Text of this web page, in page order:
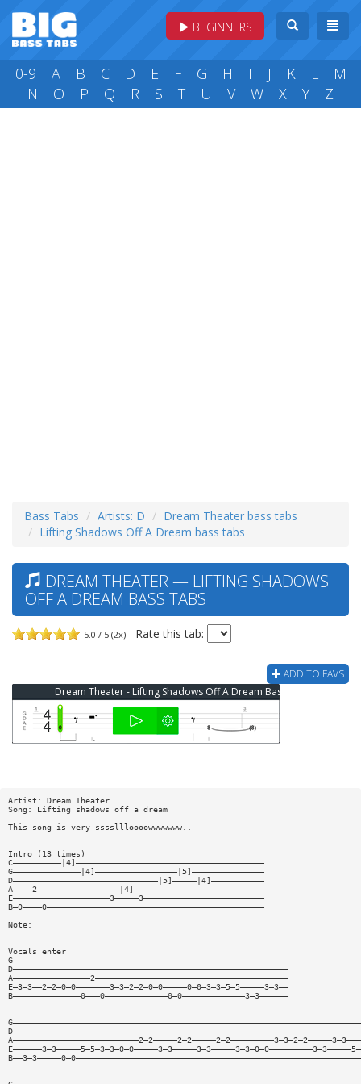
BEGINNERS
0-9 A B C D E F G H I J K L
M
N
O P Q R S T U V W X Y Z
Bass Tabs Artists: D
Dream Theater bass tabs
Lifting Shadows Off A Dream bass tabs
DREAM THEATER — LIFTING SHADOWS
OFF A DREAM BASS TABS
5.0 / 5 (2x) Rate this tab:
ADD TO FAVS
Dream Theater - Lifting Shadows Off A Dream Bass Tab
Artist: Dream Theater
Song: Lifting shadows off a dream
This song is very ssssllloooowwwwwww..
Intro (13 times)
C——————————|4]———————————————————————————————————————
G——————————————|4]—————————————————|5]———————————————
D——————————————————————————————|5]—————|4]———————————
A————2—————————————————|4]———————————————————————————
E————————————————————3—————3—————————————————————————
B—0————0—————————————————————————————————————————————
Note:
Vocals enter
G—————————————————————————————————————————————————————————
D—————————————————————————————————————————————————————————
A————————————————2————————————————————————————————————————
E—3—3——2—2—0—0———————3—3—2—2—0—0—————0—0—3—3—5—5—————3—3——
B——————————————0———0—————————————0—0—————————————3—3——————